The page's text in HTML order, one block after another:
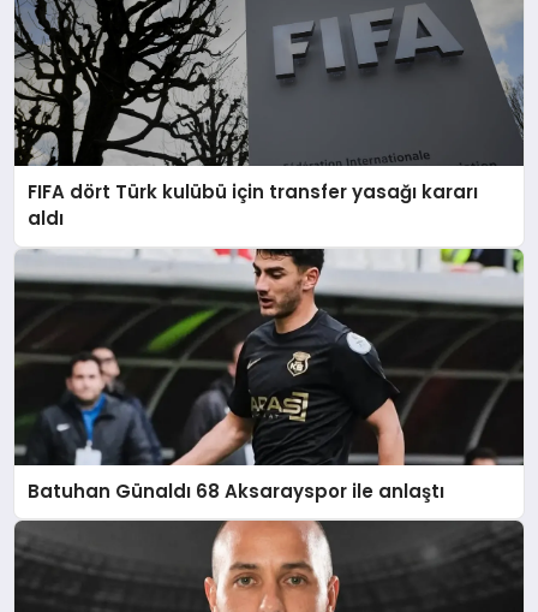
FIFA dört Türk kulübü için transfer yasağı kararı
aldı
Batuhan Günaldı 68 Aksarayspor ile anlaştı